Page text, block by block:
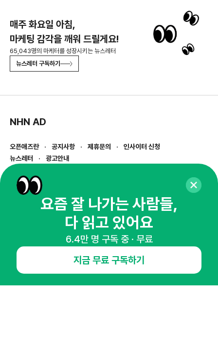
매주 화요일 아침,
마케팅 감각을 깨워 드릴게요!
65,043명의 마케터를 성장시키는 뉴스레터
뉴스레터 구독하기
NHN AD
오픈애즈란 공지사항 제휴문의
인사이터 신청
뉴스레터
광고안내
경기도 성남시 분당구 대왕판교로645번길 16
사업자등록번호 : 144-81-27690(
통신판매업신고번호 : 2014-경기성남-1023
호스팅서비스사업자 : 오픈애즈
1800-2198
openads@openads.co.kr
이용약관
instagramthreadkakaotalk
요즘 잘 나가는 사람들,
다 읽고 있어요
6.4만 명 구독 중 · 무료
지금 무료 구독하기